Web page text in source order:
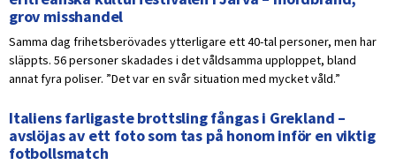
grov misshandel
Samma dag frihetsberövades ytterligare ett 40-tal personer, men har
släppts. 56 personer skadades i det våldsamma upploppet, bland
annat fyra poliser. ”Det var en svår situation med mycket våld.”
Italiens farligaste brottsling fångas i Grekland –
avslöjas av ett foto som tas på honom inför en viktig
fotbollsmatch